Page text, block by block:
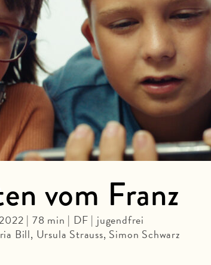
vom Franz
| 78 min | DF | jugendfrei
Bill, Ursula Strauss, Simon Schwarz